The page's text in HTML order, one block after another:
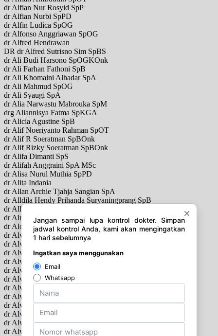
dr Alfian Nur Rosyid SpP
dr Alfian Nurbi SpPD
dr Alfin Ludica SpOG
dr Alfonso Anggriawan SpOG
dr Alfred Hendrawan
DR dr Alfred Sutrisno Sim SpBS
dr Ali Budi Harsono SpOGKOnk
dr Ali Farhan Fathoni SpB
dr Ali Khomaini Alhadar SpA
dr Ali Mahmud SpOG
dr Ali Syaugi SpA
dr Alia Narwastu Mabrouka SpM
drg Aliannisya Fatma SpKGA
dr Alicia Agustine SpB
dr Alif Noeriyanto Rahman SpOT
dr Alif R Soeratman SpBOnk
dr Alif Rizky Soeratman SpBOnk
dr Alifa Dimanti SpS
dr Alifah Anggraini SpA MSc
dr Alisa Nurul Muthia SpPD
dr Alita Indania
dr Allan Archie Tjahja Sangian SpA
dr Alldila Hendy Prihanda Suryaningprang SpB
dr Allen Widysanto SpP
dr Almubdi Jaya SpM
dr Alogo Octavianus Karuban SpA
dr Alvi Aulia Rahma SpBS
dr Alvin Abrar Harahap SpBS
dr Alvin H Hardjawinata SpAk
dr Alvin Hadisaputra SpS
dr Alvin Oktomy Putra
dr Alvin Reinaldo SpTHT
dr Alvin Setiawan SpOG
dr Alvina SpPK
dr Alvina Mpsi Psikologi
dr Alvira Rozalina SpPD
dr Alwi Shahab SpPDKEMD
dr Alwidya Rosyid Akhmad Permana SpPD